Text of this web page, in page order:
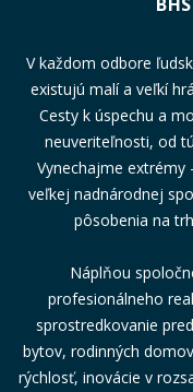
V každom odbore
existujú malí a veľkí
Cesty k úspechu a
neuveriteľnosti, od
Vynechajme extrémy
veľkej nadnárodnej
pôsobenia na
Náplňou
profesionálneho
sprostredkovanie
bytov, rodinných
rýchlosť, inovácie v